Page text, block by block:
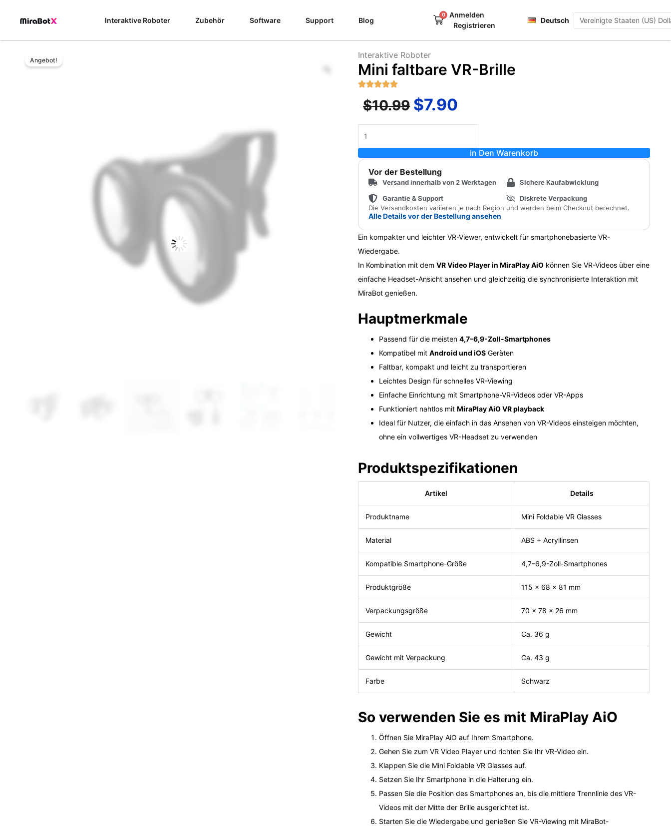
Interaktive Roboter Zubehör Software Support Blog
0
Warenkorb
Anmelden
Registrieren
Deutsch
日本語
Angebot!
Interaktive Roboter
Mini faltbare VR-Brille
$10.99 Ursprünglicher
Preis
$10.99
$7.90
Preis
$7.90.
faltbare
Brille
Menge
In Den Warenkorb
Vor der Bestellung
Versand innerhalb von 2 Werktagen
Garantie & Support
Sichere Kaufabwicklung
Diskrete Verpackung
Die Versandkosten variieren je nach Region und werden beim Checkout berechnet.
Alle Details vor der Bestellung ansehen
Ein kompakter und leichter VR-Viewer, entwickelt für smartphonebasierte VR-
Wiedergabe.
In Kombination mit demVR Video Player in MiraPlay AiO können Sie VR-Videos über eine
einfache Headset-Ansicht ansehen und gleichzeitig die synchronisierte Interaktion mit
MiraBot genießen.
Hauptmerkmale
Passend für die meisten4,7–6,9-Zoll-Smartphones
Kompatibel mitAndroid und iOS Geräten
Faltbar, kompakt und leicht zu transportieren
Leichtes Design für schnelles VR-Viewing
Einfache Einrichtung mit Smartphone-VR-Videos oder VR-Apps
Funktioniert nahtlos mitMiraPlay AiO VR playback
Ideal für Nutzer, die einfach in das Ansehen von VR-Videos einsteigen möchten,
ohne ein vollwertiges VR-Headset zu verwenden
Produktspezifikationen
Artikel Details
Produktname Mini Foldable VR Glasses
Material ABS + Acryllinsen
Kompatible Smartphone-Größe 4,7–6,9-Zoll-Smartphones
Produktgröße 115 × 68 × 81 mm
Verpackungsgröße 70 × 78 × 26 mm
Gewicht Ca. 36 g
Gewicht mit Verpackung Ca. 43 g
Farbe Schwarz
So verwenden Sie es mit MiraPlay AiO
Öffnen Sie MiraPlay AiO auf Ihrem Smartphone.
Gehen Sie zum VR Video Player und richten Sie Ihr VR-Video ein.
Klappen Sie die Mini Foldable VR Glasses auf.
Setzen Sie Ihr Smartphone in die Halterung ein.
Passen Sie die Position des Smartphones an, bis die mittlere Trennlinie des VR-
Videos mit der Mitte der Brille ausgerichtet ist.
Starten Sie die Wiedergabe und genießen Sie VR-Viewing mit MiraBot-